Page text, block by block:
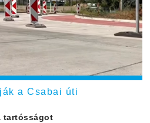
a Csabai úti
tartósságot